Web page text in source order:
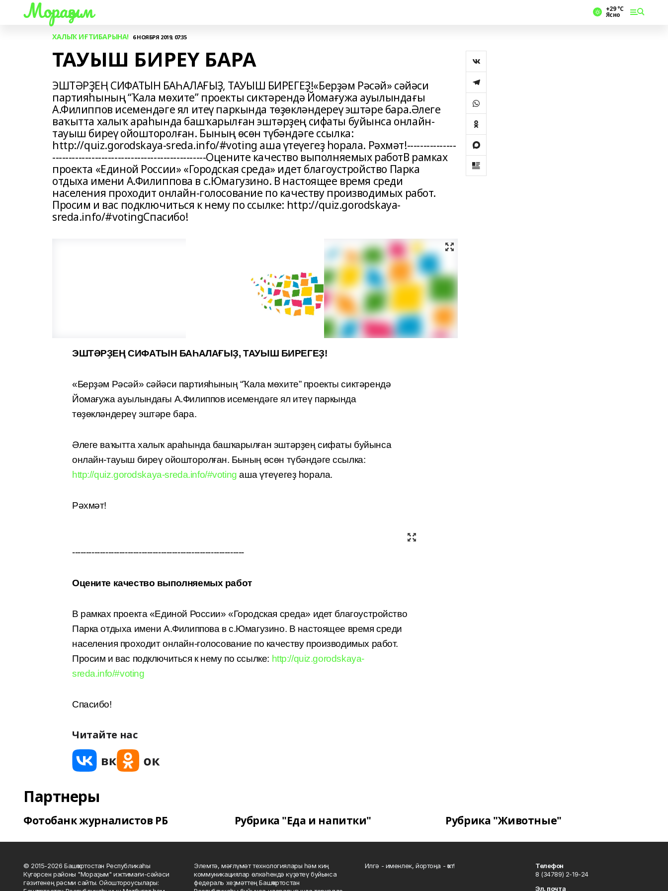
Мораҙым +29 °С
Ясно
ХАЛЫҠ ИҒТИБАРЫНА! 6 НОЯБРЯ 2019, 07:35
ТАУЫШ БИРЕҮ БАРА
ЭШТӘРҘЕҢ СИФАТЫН БАҺАЛАҒЫҘ, ТАУЫШ БИРЕГЕҘ!«Берҙәм Рәсәй» сәйәси
партияһының “Ҡала мөхите” проекты сиктәрендә Йомағужа ауылындағы
А.Филиппов исемендәге ял итеү паркында төҙөкләндереү эштәре бара.Әлеге
ваҡытта халыҡ араһында башҡарылған эштәрҙең сифаты буйынса онлайн-
тауыш биреү ойошторолған. Бының өсөн түбәндәге ссылка:
http://quiz.gorodskaya-sreda.info/#voting аша үтеүегеҙ һорала. Рәхмәт!---------------
-----------------------------------------------Оцените качество выполняемых работВ рамках
проекта «Единой России» «Городская среда» идет благоустройство Парка
отдыха имени А.Филиппова в с.Юмагузино. В настоящее время среди
населения проходит онлайн-голосование по качеству производимых работ.
Просим и вас подключиться к нему по ссылке: http://quiz.gorodskaya-
sreda.info/#votingСпасибо!
ЭШТӘРҘЕҢ СИФАТЫН БАҺАЛАҒЫҘ, ТАУЫШ БИРЕГЕҘ!
«Берҙәм Рәсәй» сәйәси партияһының “Ҡала мөхите” проекты сиктәрендә
Йомағужа ауылындағы А.Филиппов исемендәге ял итеү паркында
төҙөкләндереү эштәре бара.
Әлеге ваҡытта халыҡ араһында башҡарылған эштәрҙең сифаты буйынса
онлайн-тауыш биреү ойошторолған. Бының өсөн түбәндәге ссылка:
http://quiz.gorodskaya-sreda.info/#voting аша үтеүегеҙ һорала.
Рәхмәт!
--------------------------------------------------------------
Оцените качество выполняемых работ
В рамках проекта «Единой России» «Городская среда» идет благоустройство
Парка отдыха имени А.Филиппова в с.Юмагузино. В настоящее время среди
населения проходит онлайн-голосование по качеству производимых работ.
Просим и вас подключиться к нему по ссылке: http://quiz.gorodskaya-
sreda.info/#voting
Спасибо!
Читайте нас
Партнеры
Фотобанк журналистов РБ Рубрика "Еда и напитки" Рубрика "Животные"
© 2015-2026 Башҡортостан Республикаһы
Күгәрсен районы "Мораҙым" ижтимағи-сәйәси
гәзитенең рәсми сайты. Ойоштороусылары:
Элемтә, мәғлүмәт технологиялары һәм киң
коммуникациялар өлкәһендә күҙәтеү буйынса
федераль хеҙмәттең Башҡортостан
Илгә - именлек, йортоңа - ҡот!
Телефон
8 (34789) 2-19-24
Эл. почта